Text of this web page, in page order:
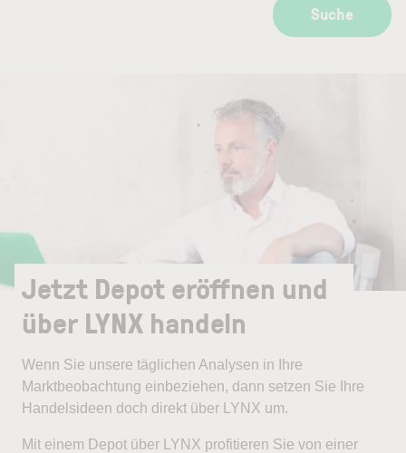
Suche
Jetzt Depot eröffnen und
über LYNX handeln
Wenn Sie unsere täglichen Analysen in Ihre
Marktbeobachtung einbeziehen, dann setzen Sie Ihre
Handelsideen doch direkt über LYNX um.
Mit einem Depot über LYNX profitieren Sie von einer